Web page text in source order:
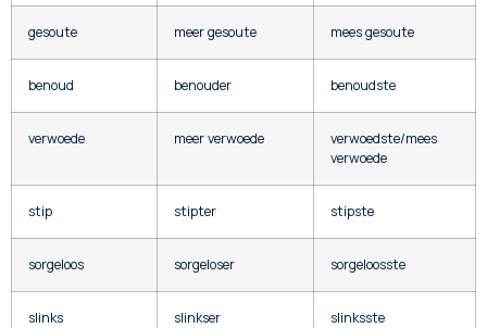
gesoute meer gesoute mees gesoute
benoud benouder benoudste
verwoede meer verwoede
verwoedste/mees
verwoede
stip stipter stipste
sorgeloos sorgeloser sorgeloosste
slinks slinkser slinksste